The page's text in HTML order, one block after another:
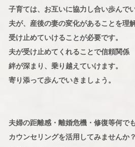
子育ては、お互いに協力し合い歩んで
夫が、産後の妻の変化があることを理
受け止めていけることが必要です。
夫が受け止めてくれることで信頼関係
絆が深まり、乗り越えていけます。
寄り添って歩んでいきましょう。
夫婦の距離感・離婚危機・修復等何で
カウンセリングを活用してみませんか？